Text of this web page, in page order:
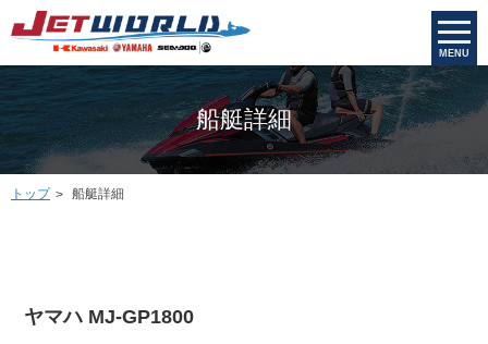
MENU
船艇詳細
トップ 船艇詳細
ヤマハ MJ-GP1800